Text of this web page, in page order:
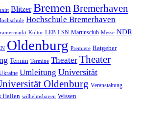
Blitzer Bremen Bremerhaven
Hochschule Bremerhaven
Kultur LEB LSN Martinsclub Messe NDR
Oldenburg Premiere Ratgeber
Termin Termine Theater Theater
Umleitung Universität
Oldenburg Veranstaltung
Hallen wilhelmshaven Wissen